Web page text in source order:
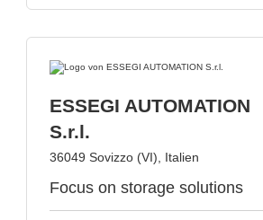
ESSEGI AUTOMATION
S.r.l.
36049 Sovizzo (VI), Italien
Focus on storage solutions